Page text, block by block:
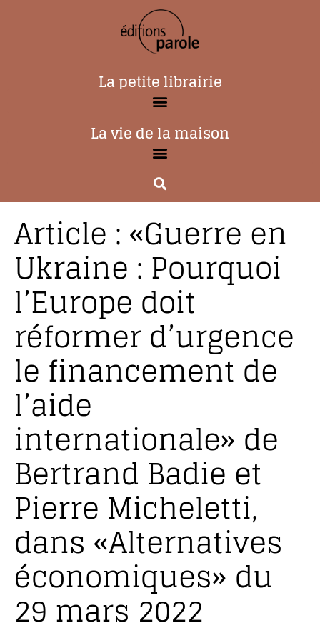
La petite librairie
La vie de la maison
Article : «Guerre en
Ukraine : Pourquoi
l’Europe doit
réformer d’urgence
le financement de
l’aide
internationale» de
Bertrand Badie et
Pierre Micheletti,
dans «Alternatives
économiques» du
29 mars 2022